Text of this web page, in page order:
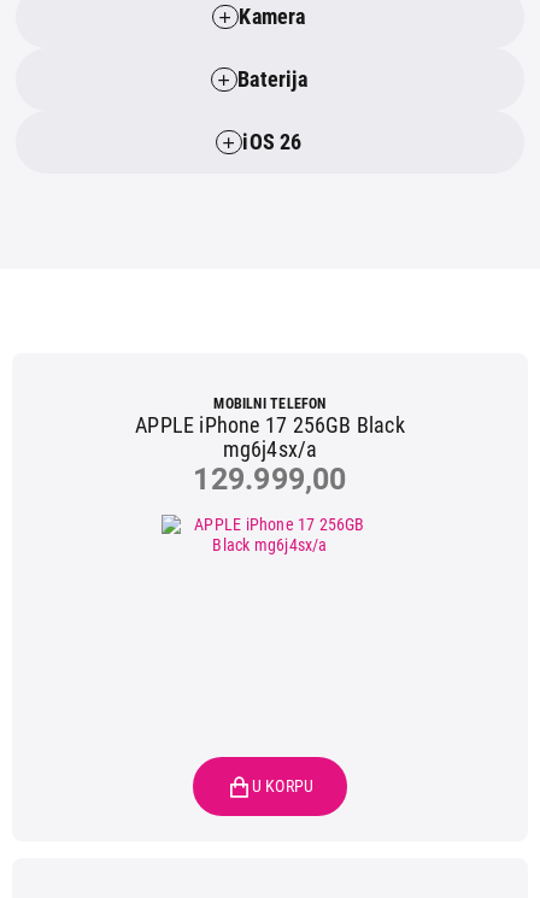
Kamera
Baterija
iOS 26
MOBILNI TELEFON
APPLE iPhone 17 256GB Black
mg6j4sx/a
129.999,00